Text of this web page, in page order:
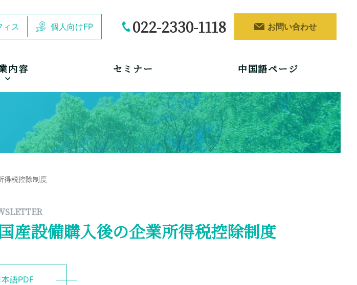
ィス 個人向けFP 022-2330-1118 お問い合わせ
内容 セミナー 中国語ページ
得税控除制度
設備購入後の企業所得税控除制度
本語PDF